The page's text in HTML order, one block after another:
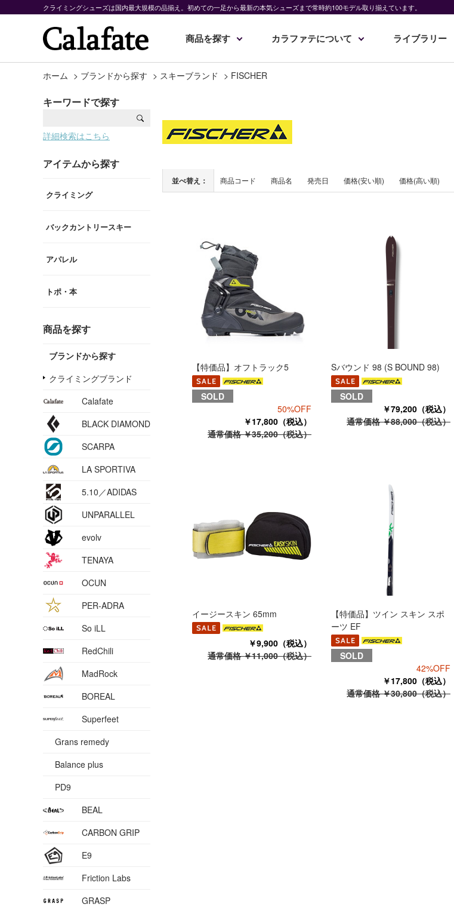
クライミングシューズは国内最大規模の品揃え。初めての一足から最新の本気シューズまで常時約100モデル取り揃えています。
商品を探す カラファテについて ライブラリー
ホーム > ブランドから探す > スキーブランド > FISCHER
キーワードで探す
詳細検索はこちら
アイテムから探す
クライミング
バックカントリースキー
アパレル
トポ・本
商品を探す
ブランドから探す
クライミングブランド
Calafate
BLACK DIAMOND
SCARPA
LA SPORTIVA
5.10／ADIDAS
UNPARALLEL
evolv
TENAYA
OCUN
PER-ADRA
So iLL
RedChili
MadRock
BOREAL
Superfeet
Grans remedy
Balance plus
PD9
BEAL
CARBON GRIP
E9
Friction Labs
GRASP
並べ替え： 商品コード 商品名 発売日 価格(安い順) 価格(高い順)
【特価品】オフトラック5
SOLD
50%OFF
￥17,800（税込）
通常価格 ￥35,200（税込）
Sバウンド 98 (S BOUND 98)
SOLD
￥79,200（税込）
通常価格 ￥88,000（税込）
イージースキン 65mm
￥9,900（税込）
通常価格 ￥11,000（税込）
【特価品】ツイン スキン スポ
ーツ EF
SOLD
42%OFF
￥17,800（税込）
通常価格 ￥30,800（税込）